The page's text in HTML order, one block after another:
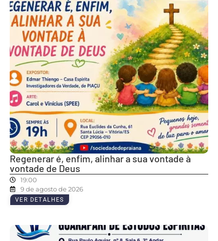
Regenerar é, enfim, alinhar a sua vontade à
vontade de Deus
19:00
9 de agosto de 2026
VER DETALHES